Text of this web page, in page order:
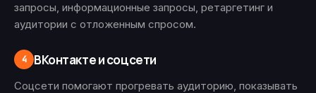
запросы, информационные запросы, ретаргетинг и
аудитории с отложенным спросом.
4 ВКонтакте и соцсети
Соцсети помогают прогревать аудиторию, показывать